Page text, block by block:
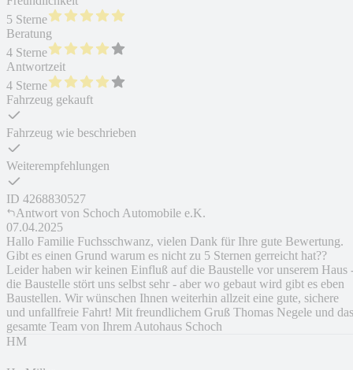
5 Sterne
Beratung
4 Sterne
Antwortzeit
4 Sterne
Fahrzeug gekauft
Fahrzeug wie beschrieben
Weiterempfehlungen
ID 4268830527
Antwort von Schoch Automobile e.K.
07.04.2025
Hallo Familie Fuchsschwanz, vielen Dank für Ihre gute Bewertung.
Gibt es einen Grund warum es nicht zu 5 Sternen gerreicht hat??
Leider haben wir keinen Einfluß auf die Baustelle vor unserem Haus
die Baustelle stört uns selbst sehr - aber wo gebaut wird gibt es eben
Baustellen. Wir wünschen Ihnen weiterhin allzeit eine gute, sichere
und unfallfreie Fahrt! Mit freundlichem Gruß Thomas Negele und das
gesamte Team von Ihrem Autohaus Schoch
HM